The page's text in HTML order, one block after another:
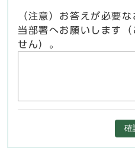
（注意）お答えが必要
当部署へお願いします
せん）。
確